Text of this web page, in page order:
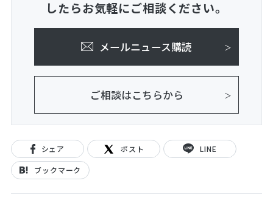
したらお気軽にご相談ください。
メールニュース購読
ご相談はこちらから
シェア ポスト LINE
ブックマーク